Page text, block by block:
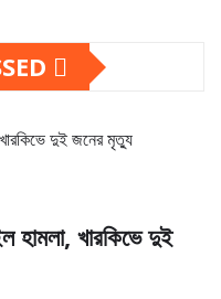
হামলা, খারকিভে দুই